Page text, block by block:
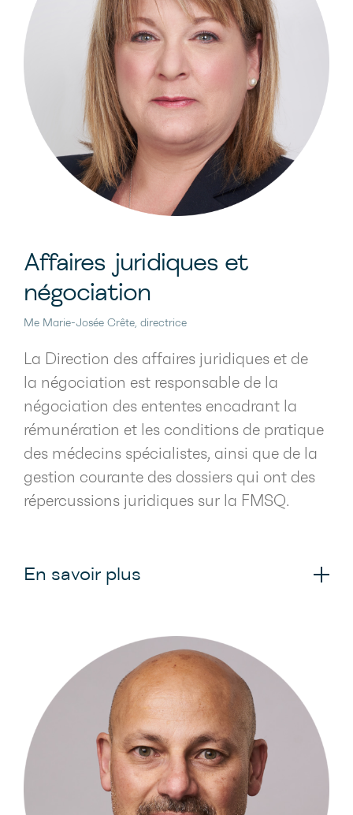
cadre avec le ministère de la Santé et
des Services sociaux (MSSS), ainsi que
les annexes et le renouvellement qui en
découlent.
Elle soutient également les médecins
spécialistes ayant des questions en lien
avec la facturation des actes médicaux
à la Régie de l’assurance maladie du
Québec (RAMQ).
Affaires juridiques et
négociation
Me Marie-Josée Crête, directrice
La Direction des affaires juridiques et de
la négociation est responsable de la
négociation des ententes encadrant la
rémunération et les conditions de pratique
des médecins spécialistes, ainsi que de la
gestion courante des dossiers qui ont des
répercussions juridiques sur la FMSQ.
En savoir plus
la Direction des affaires juridiques et de
la négociation, se fait dans un processus
continu avec le MSSS, mais aussi avec
d'autres organismes
gouvernementaux qui bénéficient de
l'expertise de médecins spécialistes, tels
que la Société de l’assurance automobile
du Québec (SAAQ), la Commission des